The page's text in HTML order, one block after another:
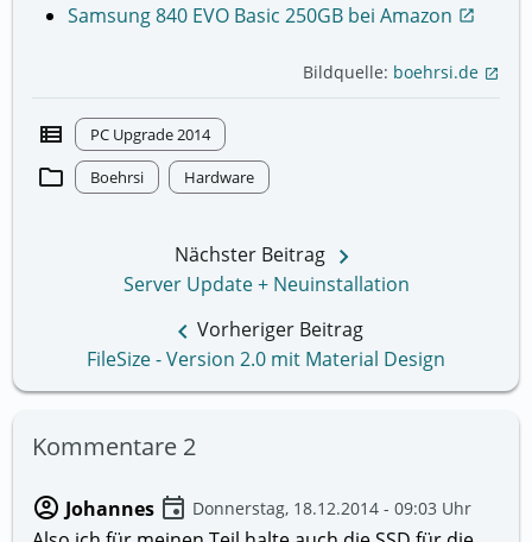
Samsung 840 EVO Basic 250GB bei Amazon open_in_new
Bildquelle: boehrsi.de open_in_new
view_list PC Upgrade 2014
folder Boehrsi Hardware
keyboard_arrow_left Vorheriger Beitrag
FileSize - Version 2.0 mit Material Design
Nächster Beitrag keyboard_arrow_right
Server Update + Neuinstallation
Kommentare 2
account_circle Johannes event Donnerstag, 18.12.2014 - 09:03 Uhr